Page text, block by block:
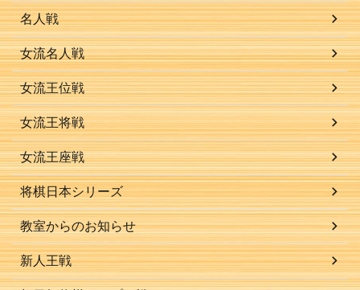
名人戦
女流名人戦
女流王位戦
女流王将戦
女流王座戦
将棋日本シリーズ
教室からのお知らせ
新人王戦